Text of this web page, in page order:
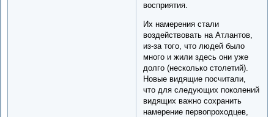
восприятия.
Их намерения стали
воздействовать на Атлантов,
из-за того, что людей было
много и жили здесь они уже
долго (несколько столетий).
Новые видящие посчитали,
что для следующих поколений
видящих важно сохранить
намерение первопроходцев,